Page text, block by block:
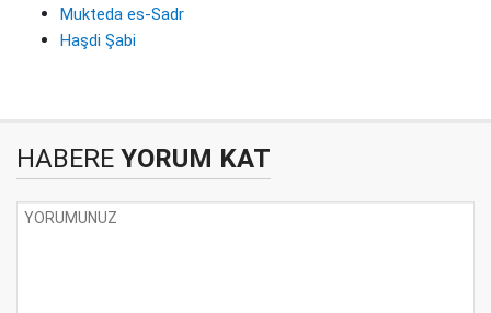
Mukteda es-Sadr
Haşdi Şabi
HABERE YORUM KAT